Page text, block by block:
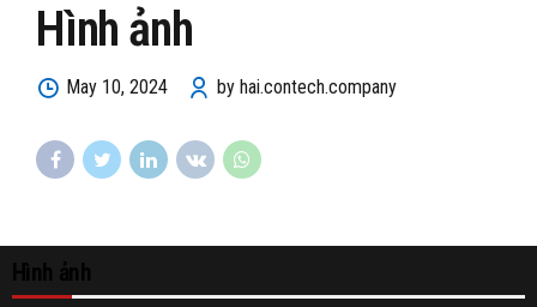
Hình ảnh
May 10, 2024 by hai.contech.company
Hình ảnh